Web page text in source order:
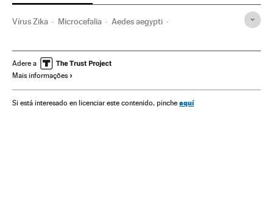
Vírus Zika Microcefalia Aedes aegypti
Virologia Microbiologia
Doenças neurológicas
Brasil Epidemia América do Sul América Latina
Adere a
Mais informações
Si está interesado en licenciar este contenido, pinche aquí